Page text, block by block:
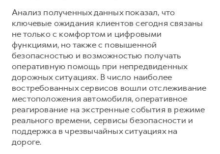
Сервис для корпоративных клиентов
HAVAL Лизинг
АКСЕССУАРЫ HAVAL
Автомобильные аксессуары
Коллекция PRO
Коллекция Базовая
Коллекция Детская
АКСЕССУАРЫ HAVAL
Автомобильные аксессуары
Коллекция PRO
Коллекция Базовая
Коллекция Детская
Анализ полученных данных показал, что
ключевые ожидания клиентов сегодня связаны
не только с комфортом и цифровыми
функциями, но также с повышенной
безопасностью и возможностью получать
оперативную помощь при непредвиденных
дорожных ситуациях. В число наиболее
востребованных сервисов вошли отслеживание
местоположения автомобиля, оперативное
реагирование на экстренные события в режиме
реального времени, сервисы безопасности и
поддержка в чрезвычайных ситуациях на
дороге.